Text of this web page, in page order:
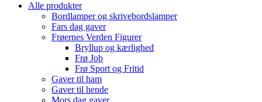
Alle produkter
Bordlamper og skrivebordslamper
Fars dag gaver
Frøernes Verden Figurer
Bryllup og kærlighed
Frø Job
Frø Sport og Fritid
Gaver til ham
Gaver til hende